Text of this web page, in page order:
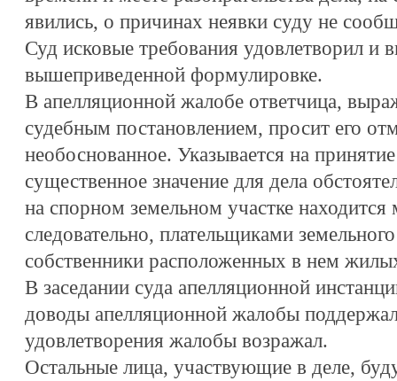
явились, о причинах неявки суду не
Суд исковые требования удовлетворил и
вышеприведенной формулировке.
В апелляционной жалобе ответчица,
судебным постановлением, просит его
необоснованное. Указывается на
существенное значение для дела
на спорном земельном участке
следовательно, плательщиками
собственники расположенных в нем
В заседании суда апелляционной
доводы апелляционной жалобы
удовлетворения жалобы возражал.
Остальные лица, участвующие в деле,